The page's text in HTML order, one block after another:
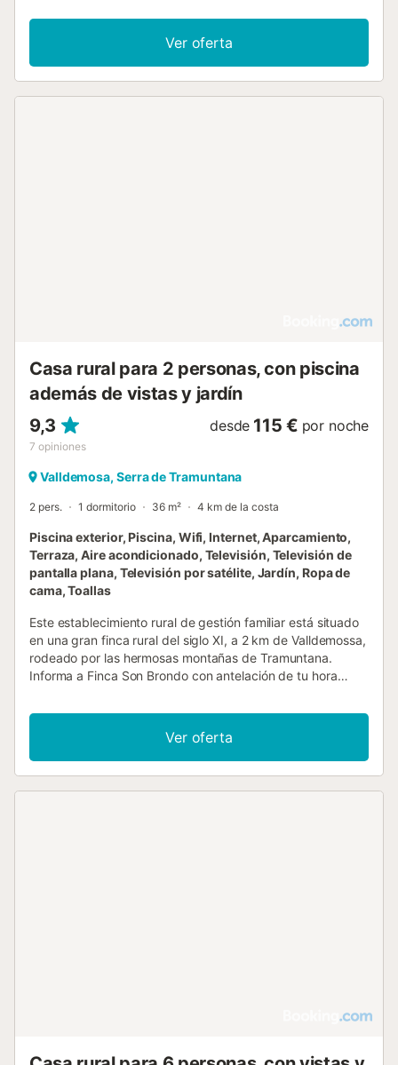
Ver oferta
Casa rural para 2 personas, con piscina
además de vistas y jardín
9,3
7 opiniones
desde 115 € por noche
Valldemosa, Serra de Tramuntana
2 pers. 1 dormitorio 36 m² 4 km de la costa
Piscina exterior, Piscina, Wifi, Internet, Aparcamiento,
Terraza, Aire acondicionado, Televisión, Televisión de
pantalla plana, Televisión por satélite, Jardín, Ropa de
cama, Toallas
Este establecimiento rural de gestión familiar está situado
en una gran finca rural del siglo XI, a 2 km de Valldemossa,
rodeado por las hermosas montañas de Tramuntana.
Informa a Finca Son Brondo con antelación de tu hora
de peticiones especiales al hacer la reserva o ponerte en
contacto directamente con el alojamiento. Los datos de
contacto aparecen en la confirmación de la reserva. Se
recomienda viajar en vehículo propio, ya que el alojamiento
Ver oferta